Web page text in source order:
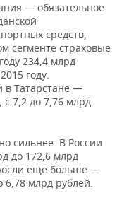
— обязательное
средств,
сегменте страховые
234,4 млрд
году.
в Татарстане —
7,2 до 7,76 млрд
сильнее. В России
до 172,6 млрд
еще больше —
6,78 млрд рублей.